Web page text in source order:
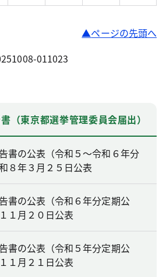
ページの先頭へ
011023
（東京都選挙管理委員会届出）
書の公表（令和５～令和６年分
年３月２５日公表
書の公表（令和６年分定期公
１月２０日公表
書の公表（令和５年分定期公
１月２１日公表